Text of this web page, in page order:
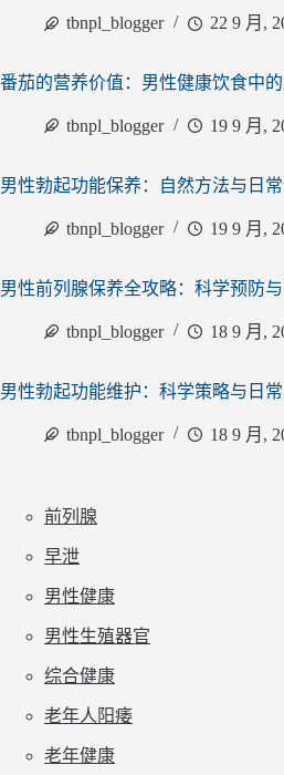
tbnpl_blogger 22 9 月,
番茄的营养价值：男性健康饮食中
tbnpl_blogger 19 9 月,
男性勃起功能保养：自然方法与日
tbnpl_blogger 19 9 月,
男性前列腺保养全攻略：科学预防
tbnpl_blogger 18 9 月,
男性勃起功能维护：科学策略与日
tbnpl_blogger 18 9 月,
前列腺
早泄
男性健康
男性生殖器官
综合健康
老年人阳痿
老年健康